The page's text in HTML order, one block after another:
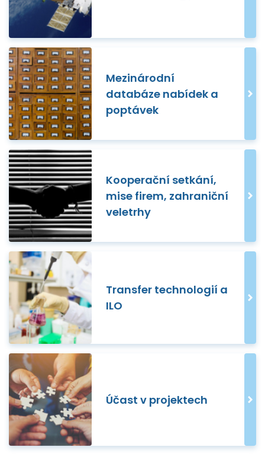
Mezinárodní
databáze nabídek a
poptávek
Kooperační setkání,
mise firem, zahraniční
veletrhy
Transfer technologií a
ILO
Účast v projektech